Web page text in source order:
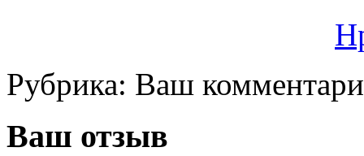
Рубрика: Ваш
Ваш отзыв